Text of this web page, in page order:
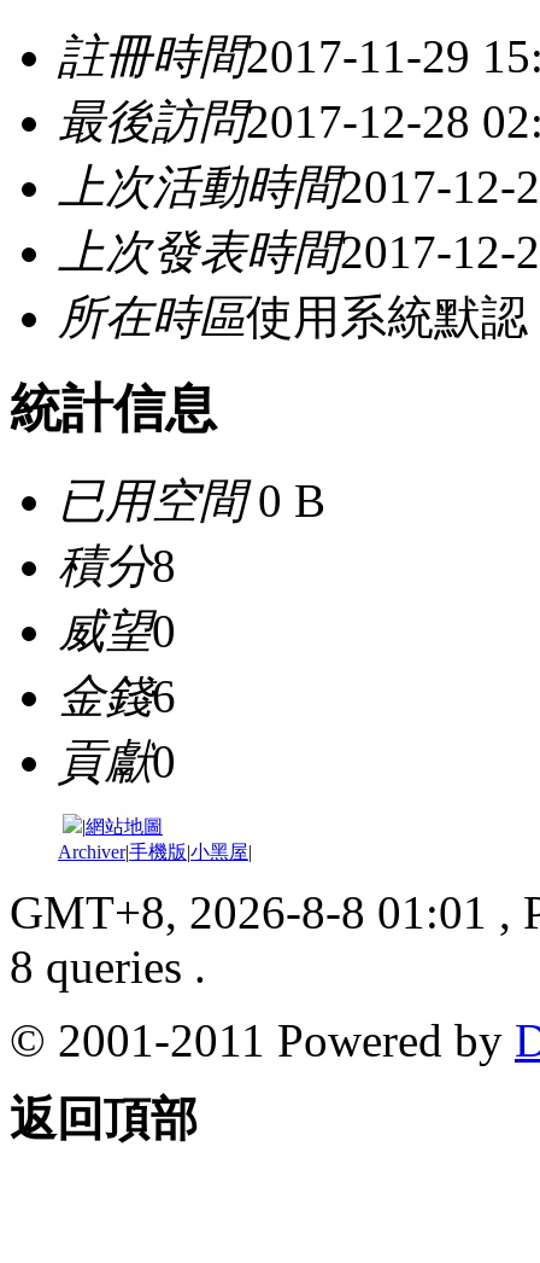
註冊時間2017-11-29
最後訪問2017-12-28
上次活動時間2017-12-
上次發表時間2017-12-
所在時區使用系統默認
統計信息
已用空間0 B
積分8
威望0
金錢6
貢獻0
|網站地圖
Archiver|手機版|小黑屋|
GMT+8, 2026-8-8 01:01 ,
8 queries .
© 2001-2011 Powered by
返回頂部